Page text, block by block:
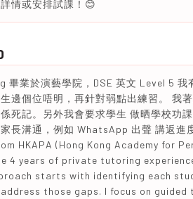
情或安排試課！😊
畢業於演藝學院，DSE 英文 Level 5 我
邊個位唔明，再針對弱點出練習。 我
死記。另外我會要求學生 做晒學校功
長溝通，例如 WhatsApp 出聲 講返進
HKAPA (Hong Kong Academy for
4 years of private tutoring
starts with identifying each
those gaps. I focus on guided